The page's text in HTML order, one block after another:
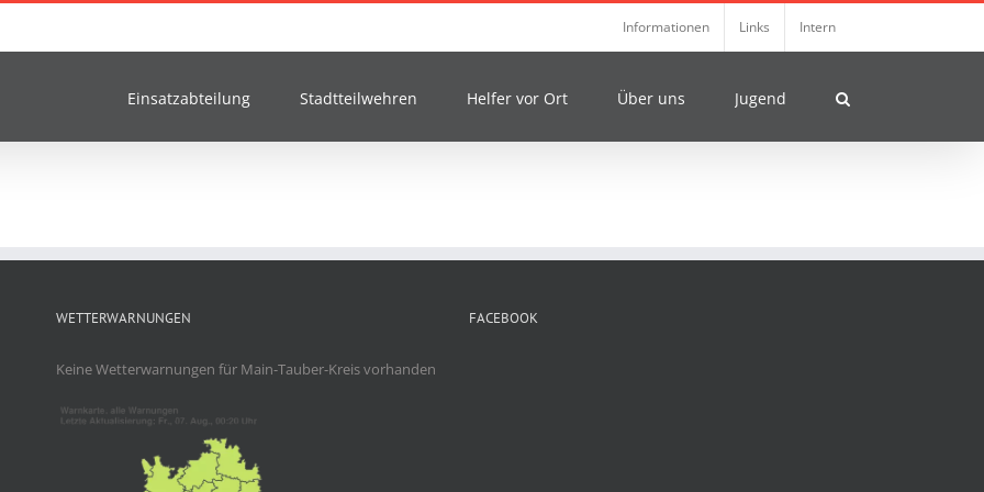
Informationen Links Intern
Einsatzabteilung Stadtteilwehren Helfer vor Ort Über uns Jugend
WETTERWARNUNGEN
Keine Wetterwarnungen für Main-Tauber-Kreis vorhanden
FACEBOOK